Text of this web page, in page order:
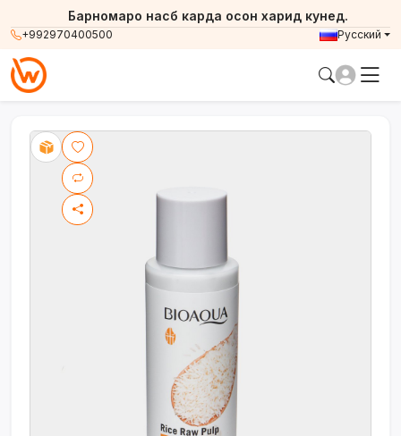
+992970400500
Барномаро насб карда осон харид кунед.
Русский